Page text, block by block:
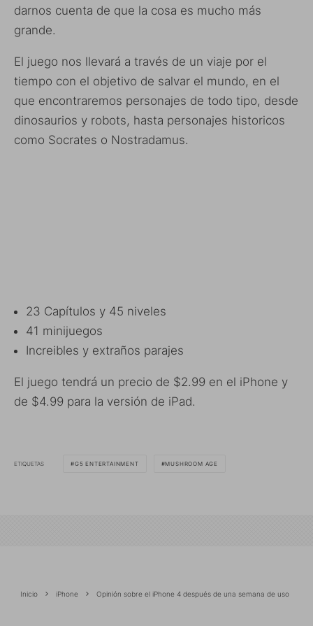
darnos cuenta de que la cosa es mucho más
grande.
El juego nos llevará a través de un viaje por el
tiempo con el objetivo de salvar el mundo, en el
que encontraremos personajes de todo tipo, desde
dinosaurios y robots, hasta personajes historicos
como Socrates o Nostradamus.
23 Capítulos y 45 niveles
41 minijuegos
Increibles y extraños parajes
El juego tendrá un precio de $2.99 en el iPhone y
de $4.99 para la versión de iPad.
ETIQUETAS G5 ENTERTAINMENT MUSHROOM AGE
Inicio iPhone Opinión sobre el iPhone 4 después de una semana de uso